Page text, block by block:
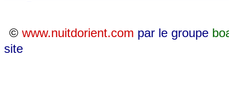
© www.nuitdorient.com par le groupe
site